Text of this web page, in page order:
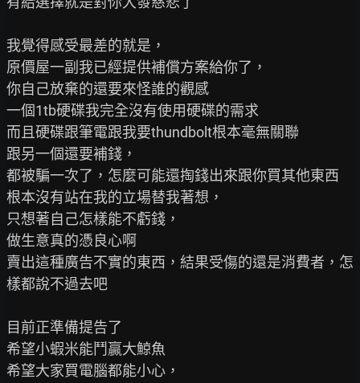
我覺得感受最差的就是，
原價屋一副我已經提供補償方案給你了，
你自己放棄的還要來怪誰的觀感
一個1tb硬碟我完全沒有使用硬碟的需求
而且硬碟跟筆電跟我要thundbolt根本毫無關聯
跟另一個還要補錢，
都被騙一次了，怎麼可能還掏錢出來跟你買其他東西
根本沒有站在我的立場替我著想，
只想著自己怎樣能不虧錢，
做生意真的憑良心啊
賣出這種廣告不實的東西，結果受傷的還是消費者，怎
樣都說不過去吧
目前正準備提告了
希望小蝦米能鬥贏大鯨魚
希望大家買電腦都能小心，